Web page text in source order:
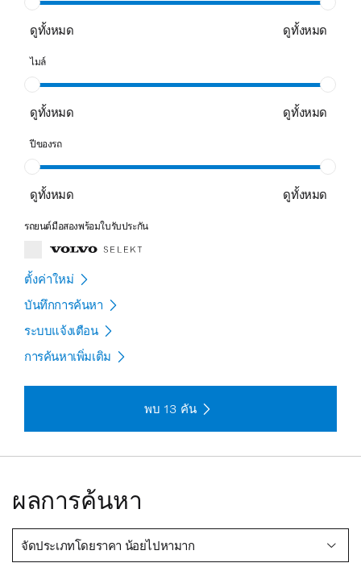
รถยนต์มือสองพร้อมใบรับประกัน
ดูทั้งหมด ดูทั้งหมด
ไมล์
ดูทั้งหมด ดูทั้งหมด
ปีของรถ
ดูทั้งหมด ดูทั้งหมด
ตั้งค่าใหม่
บันทึกการค้นหา
ระบบแจ้งเตือน
การค้นหาเพิ่มเติม
พบ 13 คัน
ผลการค้นหา
จัดประเภทโดยราคา น้อยไปหามาก